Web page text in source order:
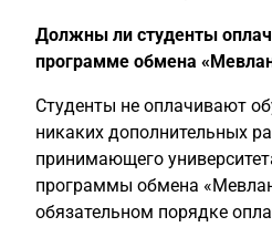
Должны ли студенты
программе обмена
Студенты не оплачивают
никаких дополнительных
принимающего
программы обмена
обязательном порядке